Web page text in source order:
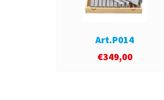
Art.P014
€349,00